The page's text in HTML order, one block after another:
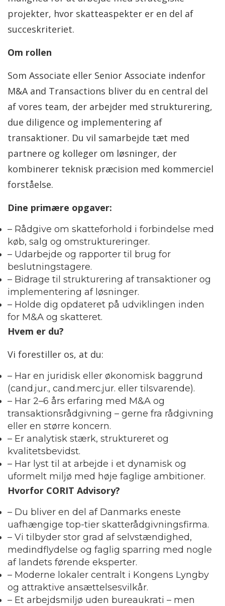
projekter, hvor skatteaspekter er en del af
succeskriteriet.
Om rollen
Som Associate eller Senior Associate indenfor
M&A and Transactions bliver du en central del
af vores team, der arbejder med strukturering,
due diligence og implementering af
transaktioner. Du vil samarbejde tæt med
partnere og kolleger om løsninger, der
kombinerer teknisk præcision med kommerciel
forståelse.
Dine primære opgaver:
– Rådgive om skatteforhold i forbindelse med
køb, salg og omstruktureringer.
– Udarbejde og rapporter til brug for
beslutningstagere.
– Bidrage til strukturering af transaktioner og
implementering af løsninger.
– Holde dig opdateret på udviklingen inden
for M&A og skatteret.
Hvem er du?
Vi forestiller os, at du:
– Har en juridisk eller økonomisk baggrund
(cand.jur., cand.merc.jur. eller tilsvarende).
– Har 2–6 års erfaring med M&A og
transaktionsrådgivning – gerne fra rådgivning
eller en større koncern.
– Er analytisk stærk, struktureret og
kvalitetsbevidst.
– Har lyst til at arbejde i et dynamisk og
uformelt miljø med høje faglige ambitioner.
Hvorfor CORIT Advisory?
– Du bliver en del af Danmarks eneste
uafhængige top-tier skatterådgivningsfirma.
– Vi tilbyder stor grad af selvstændighed,
medindflydelse og faglig sparring med nogle
af landets førende eksperter.
– Moderne lokaler centralt i Kongens Lyngby
og attraktive ansættelsesvilkår.
– Et arbejdsmiljø uden bureaukrati – men